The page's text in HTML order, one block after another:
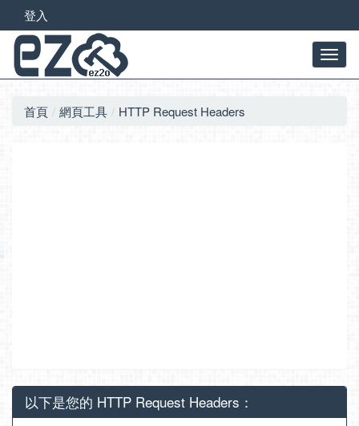
登入
首頁 網頁工具 HTTP Request Headers
以下是您的 HTTP Request Headers：